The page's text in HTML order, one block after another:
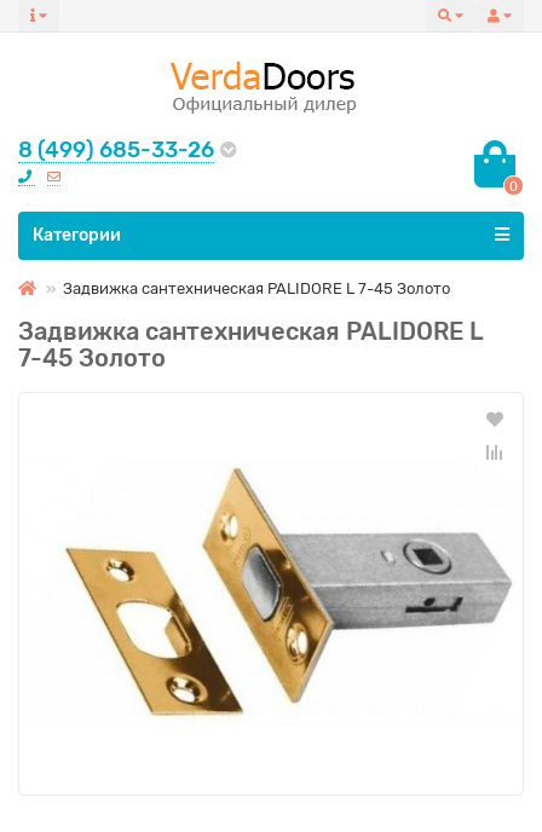
8 (499) 685-33-26
0
Все категории
Категории
Задвижка сантехническая PALIDORE L 7-45 Золото
Задвижка сантехническая PALIDORE L
7-45 Золото